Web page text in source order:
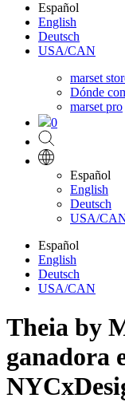
Español
English
Deutsch
USA/CAN
marset
Dónde
marset pro
0
Español
English
Deutsch
USA/
Español
English
Deutsch
USA/CAN
Theia by
ganadora